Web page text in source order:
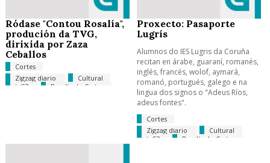
Ródase "Contou Rosalía",
produción da TVG,
dirixida por Zaza
Ceballos
Cortes
Zigzag diario
Cultural
tvG2
Rosalía de Castro
Proxecto: Pasaporte
Lugrís
Alumnos do IES Lugris da Coruña
recitan en árabe, guaraní, romanés,
inglés, francés, wolof, aymará,
romanó, portugués, galego e na
lingua dos signos o "Adeus Ríos,
adeus fontes".
Cortes
Zigzag diario
Cultural
tvG2
Rosalía de Castro